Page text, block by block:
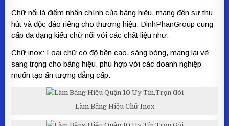
Chữ nổi là điểm nhấn chính của bảng hiệu, mang đến sự thu
hút và độc đáo riêng cho thương hiệu. DinhPhanGroup cung
cấp đa dạng kiểu chữ nổi với các chất liệu như:
Chữ inox: Loại chữ có độ bền cao, sáng bóng, mang lại vẻ
sang trọng cho bảng hiệu, phù hợp với các doanh nghiệp
muốn tạo ấn tượng đẳng cấp.
Làm Bảng Hiệu Chữ Inox